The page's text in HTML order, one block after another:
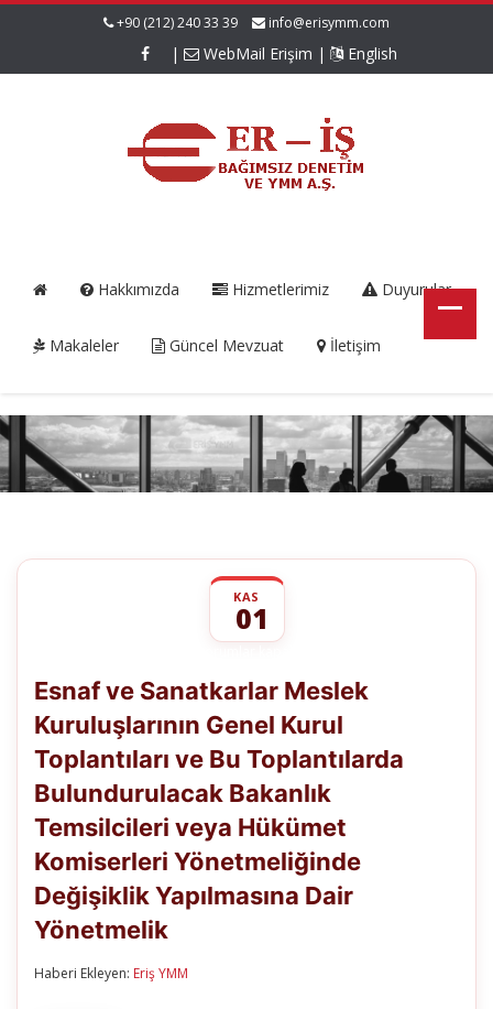
+90 (212) 240 33 39 info@erisymm.com
| WebMail Erişim | English
Hakkımızda Hizmetlerimiz Duyurular
Makaleler Güncel Mevzuat İletişim
KAS
01
Sanatkarlar
Meslek
Kuruluşlarının
Kurul
Toplantıları
ve
Bu
Toplantılarda
Bulundurulacak
Bakanlık
Temsilcileri
Esnaf ve Sanatkarlar Meslek
Kuruluşlarının Genel Kurul
Toplantıları ve Bu Toplantılarda
Bulundurulacak Bakanlık
Temsilcileri veya Hükümet
Komiserleri Yönetmeliğinde
Değişiklik Yapılmasına Dair
Yönetmelik
Haberi Ekleyen: Eriş YMM